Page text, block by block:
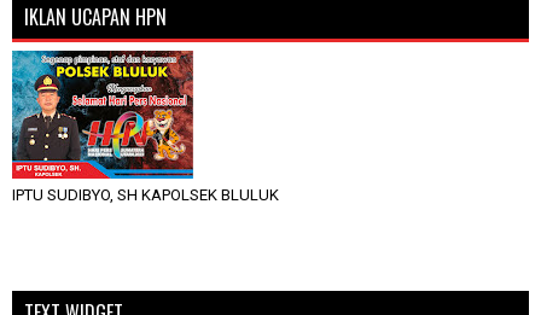
IKLAN UCAPAN HPN
IPTU SUDIBYO, SH KAPOLSEK BLULUK